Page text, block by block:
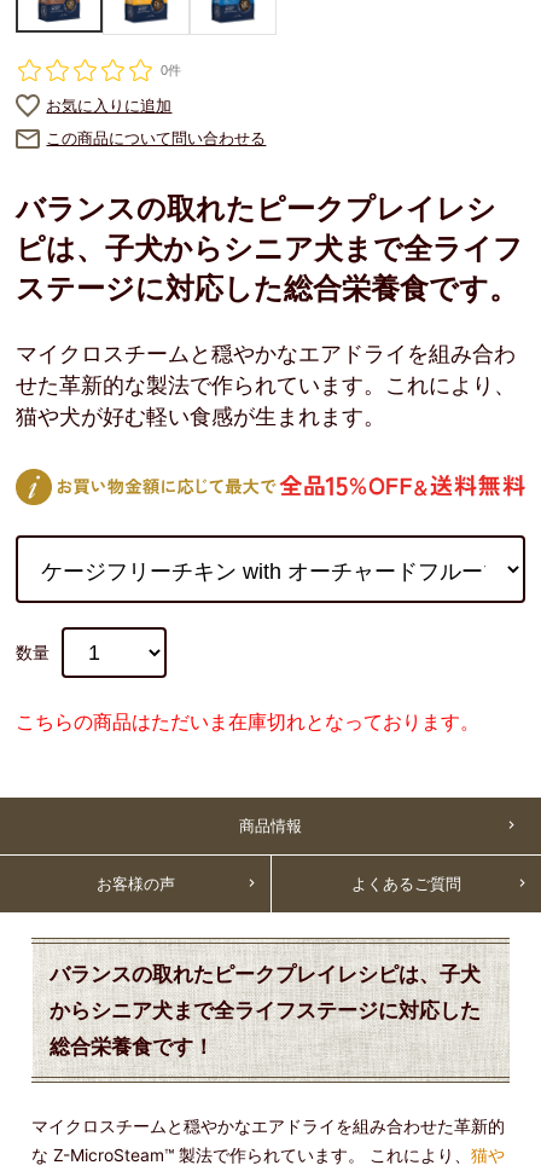
0件
お気に入りに追加
この商品について問い合わせる
バランスの取れたピークプレイレシ
ピは、子犬からシニア犬まで全ライフ
ステージに対応した総合栄養食です。
マイクロスチームと穏やかなエアドライを組み合わ
せた革新的な製法で作られています。これにより、
猫や犬が好む軽い食感が生まれます。
数量
こちらの商品はただいま在庫切れとなっております。
商品情報
お客様の声 よくあるご質問
バランスの取れたピークプレイレシピは、子犬
からシニア犬まで全ライフステージに対応した
総合栄養食です！
マイクロスチームと穏やかなエアドライを組み合わせた革新的
な Z-MicroSteam™ 製法で作られています。 これにより、猫や